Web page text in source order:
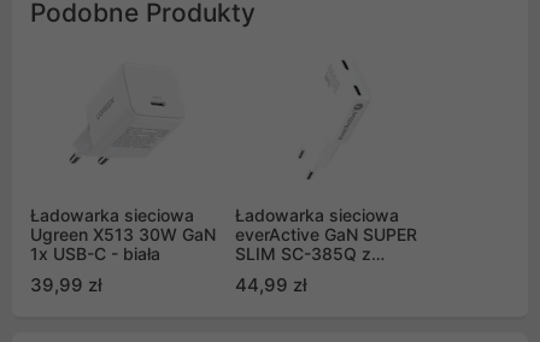
Podobne Produkty
Ładowarka sieciowa
Ugreen X513 30W GaN
1x USB-C - biała
39,99 zł
Ładowarka sieciowa
everActive GaN SUPER
SLIM SC-385Q z
C PD 30W
44,99 zł